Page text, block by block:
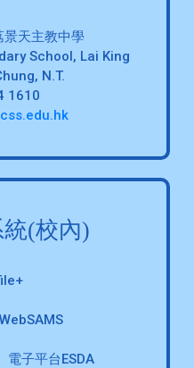
景天主教中學
School, Lai King
N.T.
1610
(校內)
電子平台ESDA